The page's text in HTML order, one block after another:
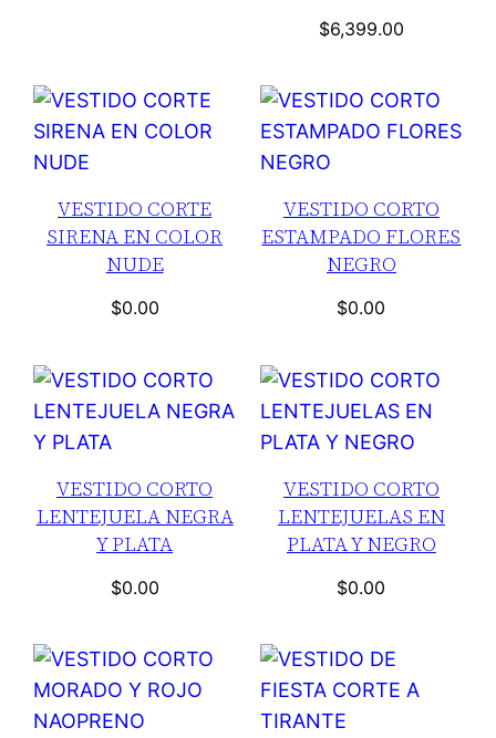
$6,399.00
VESTIDO CORTE
SIRENA EN COLOR
NUDE
$0.00
VESTIDO CORTO
ESTAMPADO FLORES
NEGRO
$0.00
VESTIDO CORTO
LENTEJUELA NEGRA
Y PLATA
$0.00
VESTIDO CORTO
LENTEJUELAS EN
PLATA Y NEGRO
$0.00